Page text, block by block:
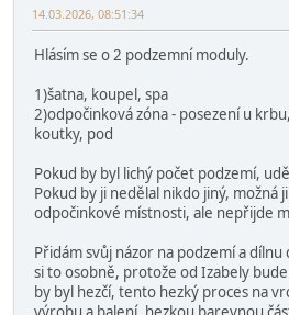
14.03.2026, 08:51:34
Hlásím se o 2 podzemní moduly.
1)šatna, koupel, spa
2)odpočinková zóna - posezení u
koutky, pod
Pokud by byl lichý počet podzemí,
Pokud by ji nedělal nikdo jiný, možná
odpočinkové místnosti, ale nepřijde
Přidám svůj názor na podzemí a
si to osobně, protože od Izabely
by byl hezčí, tento hezký proces na